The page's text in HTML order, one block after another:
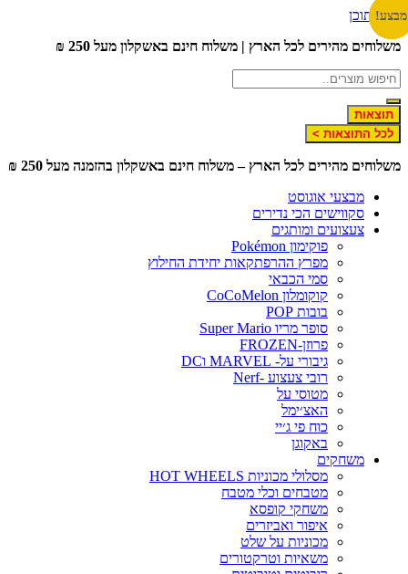
לתוכן
מהירים לכל הארץ | משלוח חינם באשקלון מעל 250 ₪
תוצאות
לכל התוצאות >
מהירים לכל הארץ – משלוח חינם באשקלון בהזמנה מעל 250 ₪
מבצעי אוגוסט
סקווישים הכי נדירים
צעצועים ומותגים
פוקימון Pokémon
מפרץ ההרפתקאות יחידת החילוץ
סמי הכבאי
קוקומלון CoCoMelon
בובות POP
סופר מריו Super Mario
פרוזן-FROZEN
גיבורי על- MARVEL וDC
רובי צעצוע -Nerf
מטוסי על
האצ׳ימל
כוח פי ג׳יי
באקוגן
משחקים
מסלולי מכוניות HOT WHEELS
מטבחים וכלי מטבח
משחקי קופסא
איפור ואביזרים
מכוניות על שלט
משאיות וטרקטורים